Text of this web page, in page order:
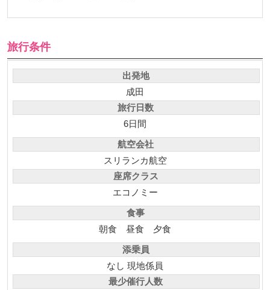
旅行条件
出発地
成田
旅行日数
6日間
航空会社
スリランカ航空
座席クラス
エコノミー
食事
朝食 昼食 夕食
添乗員
なし 現地係員
最少催行人数